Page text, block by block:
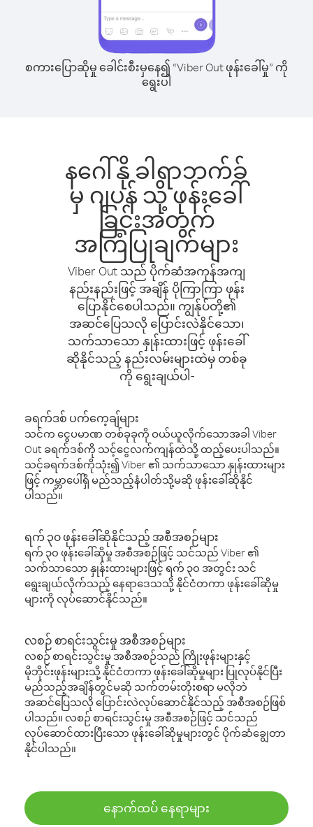
စကားပြောဆိုမှု ခေါင်းစီးမှနေ၍ “Viber Out ဖုန်းခေါ်မှု” ကို
ရွေးပါ
နဂေါ်နို ခါရာဘက်ခ်
မှ ဂျပန် သို့ ဖုန်းခေါ်
ခြင်းအတွက်
အကြံပြုချက်များ
Viber Out သည် ပိုက်ဆံအကုန်အကျ
နည်းနည်းဖြင့် အချိန် ပိုကြာကြာ ဖုန်း
ပြောနိုင်စေပါသည်။ ကျွန်ုပ်တို့၏
အဆင်ပြေသလို ပြောင်းလဲနိုင်သော၊
သက်သာသော နှုန်းထားဖြင့် ဖုန်းခေါ်
ဆိုနိုင်သည့် နည်းလမ်းများထဲမှ တစ်ခု
ကို ရွေးချယ်ပါ-
ခရက်ဒစ် ပက်ကေ့ချ်များ
သင်က ငွေပမာဏ တစ်ခုခုကို ဝယ်ယူလိုက်သောအခါ Viber
Out ခရက်ဒစ်ကို သင့်ငွေလက်ကျန်ထဲသို့ ထည့်ပေးပါသည်။
သင့်ခရက်ဒစ်ကိုသုံး၍ Viber ၏ သက်သာသော နှုန်းထားများ
ဖြင့် ကမ္ဘာပေါ်ရှိ မည်သည့်နံပါတ်သို့မဆို ဖုန်းခေါ်ဆိုနိုင်
ပါသည်။
ရက် ၃၀ ဖုန်းခေါ်ဆိုနိုင်သည့် အစီအစဉ်များ
ရက် ၃၀ ဖုန်းခေါ်ဆိုမှု အစီအစဉ်ဖြင့် သင်သည် Viber ၏
သက်သာသော နှုန်းထားများဖြင့် ရက် ၃၀ အတွင်း သင်
ရွေးချယ်လိုက်သည့် နေရာဒေသသို့ နိုင်ငံတကာ ဖုန်းခေါ်ဆိုမှု
များကို လုပ်ဆောင်နိုင်သည်။
လစဉ် စာရင်းသွင်းမှု အစီအစဉ်များ
လစဉ် စာရင်းသွင်းမှု အစီအစဉ်သည် ကြိုးဖုန်းများနှင့်
မိုဘိုင်းဖုန်းများသို့ နိုင်ငံတကာ ဖုန်းခေါ်ဆိုမှုများ ပြုလုပ်နိုင်ပြီး
မည်သည့်အချိန်တွင်မဆို သက်တမ်းတိုးစရာ မလိုဘဲ
အဆင်ပြေသလို ပြောင်းလဲလုပ်ဆောင်နိုင်သည့် အစီအစဉ်ဖြစ်
ပါသည်။ လစဉ် စာရင်းသွင်းမှု အစီအစဉ်ဖြင့် သင်သည်
လုပ်ဆောင်ထားပြီးသော ဖုန်းခေါ်ဆိုမှုများတွင် ပိုက်ဆံချွေတာ
နိုင်ပါသည်။
နောက်ထပ် နေရာများ